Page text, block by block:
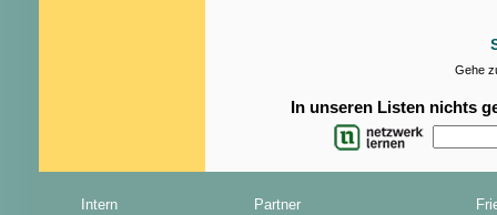
Gehe
In unseren Listen nichts
Intern Partner